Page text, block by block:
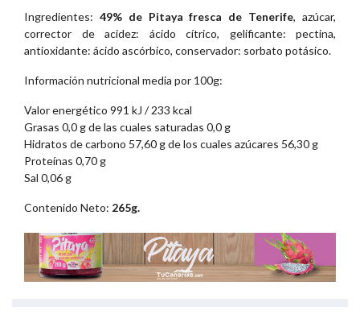
Ingredientes: 49% de Pitaya fresca de Tenerife, azúcar,
corrector de acidez: ácido cítrico, gelificante: pectina,
antioxidante: ácido ascórbico, conservador: sorbato potásico.
Información nutricional media por 100g:
Valor energético 991 kJ / 233 kcal
Grasas 0,0 g de las cuales saturadas 0,0 g
Hidratos de carbono 57,60 g de los cuales azúcares 56,30 g
Proteínas 0,70 g
Sal 0,06 g
Contenido Neto: 265g.